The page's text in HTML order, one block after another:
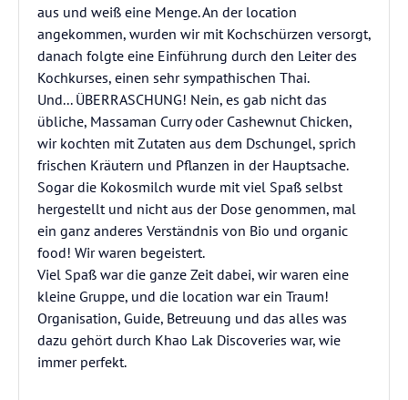
aus und weiß eine Menge. An der location
angekommen, wurden wir mit Kochschürzen versorgt,
danach folgte eine Einführung durch den Leiter des
Kochkurses, einen sehr sympathischen Thai.
Und... ÜBERRASCHUNG! Nein, es gab nicht das
übliche, Massaman Curry oder Cashewnut Chicken,
wir kochten mit Zutaten aus dem Dschungel, sprich
frischen Kräutern und Pflanzen in der Hauptsache.
Sogar die Kokosmilch wurde mit viel Spaß selbst
hergestellt und nicht aus der Dose genommen, mal
ein ganz anderes Verständnis von Bio und organic
food! Wir waren begeistert.
Viel Spaß war die ganze Zeit dabei, wir waren eine
kleine Gruppe, und die location war ein Traum!
Organisation, Guide, Betreuung und das alles was
dazu gehört durch Khao Lak Discoveries war, wie
immer perfekt.